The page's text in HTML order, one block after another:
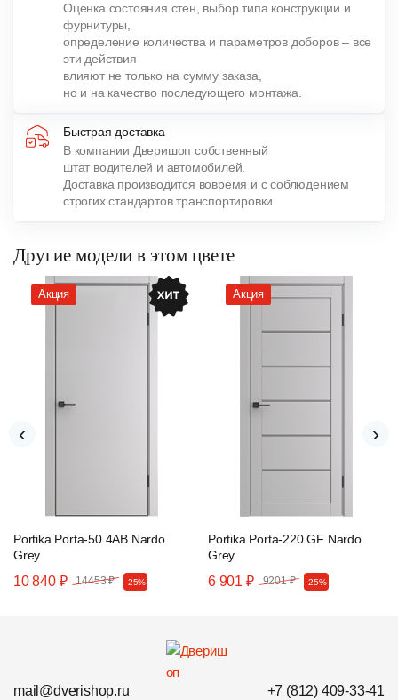
Оценка состояния стен, выбор типа конструкции и
фурнитуры,
определение количества и параметров доборов – все
эти действия
влияют не только на сумму заказа,
но и на качество последующего монтажа.
Быстрая доставка
В компании Дверишоп собственный
штат водителей и автомобилей.
Доставка производится вовремя и с соблюдением
строгих стандартов транспортировки.
Другие модели в этом цвете
Акция
Portika Porta-50 4AB Nardo
Grey
10 840 ₽ 14453 ₽ -25%
Акция
Portika Porta-220 GF Nardo
Grey
6 901 ₽ 9201 ₽ -25%
‹ ›
mail@dverishop.ru +7 (812) 409-33-41